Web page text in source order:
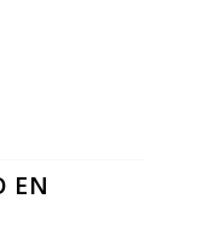
EN